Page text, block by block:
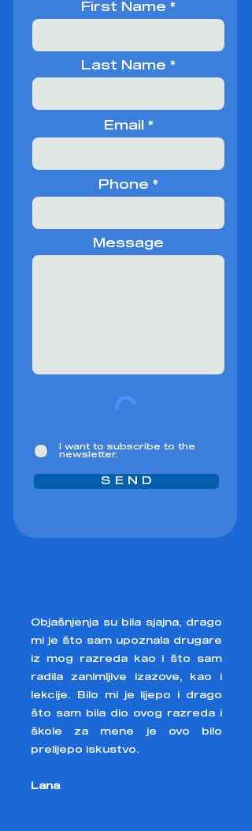
First Name
Last Name
Email
Phone
Message
I want to subscribe to the
newsletter.
S E N D
Objašnjenja su bila sjajna, drago
mi je što sam upoznala drugare
iz mog razreda kao i što sam
radila zanimljive izazove, kao i
lekcije. Bilo mi je lijepo i drago
što sam bila dio ovog razreda i
škole za mene je ovo bilo
prelijepo iskustvo.
Lana